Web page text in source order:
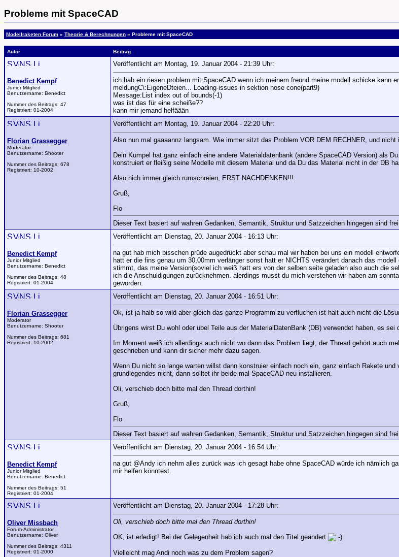
Probleme mit SpaceCAD
Modellraketen Forum » Theorie & Berechnungen » Probleme mit SpaceCAD
Autor Beitrag
Benedict Kempf
Junior Mitglied
Benutzername: Benedict
Nummer des Beitrags: 47
Registriert: 01-2004
Veröffentlicht am Montag, 19. Januar 2004 - 21:39 Uhr:
ich hab ein riesen problem mit SpaceCAD wenn ich meinem freund meine modell schicke kann
meldungC\:EigeneDteien... Loading-issues in sektion nose cone(part9)
Message:List index out of bounds(-1)
was ist das für eine scheiße??
kann mir jemand helfäään
Florian Grassegger
Moderator
Benutzername: Shooter
Nummer des Beitrags: 678
Registriert: 10-2002
Veröffentlicht am Montag, 19. Januar 2004 - 22:20 Uhr:
Also nun mal gaaaannz langsam. Wie immer sitzt das Problem VOR DEM RECHNER, und nicht
Dein Kumpel hat ganz einfach eine andere Materialdatenbank (andere SpaceCAD Version) als
konstruiert er fleißig seine Modelle mit diesem Material und da Du das Material nicht in der DB
Also nich immer gleich rumschreien, ERST NACHDENKEN!!!
Gruß,
Flo
Dieser Text basiert auf wahren Gedanken, Semantik, Struktur und Satzzeichen hingegen sind
Benedict Kempf
Junior Mitglied
Benutzername: Benedict
Nummer des Beitrags: 48
Registriert: 01-2004
Veröffentlicht am Dienstag, 20. Januar 2004 - 16:13 Uhr:
na gut hab mich bisschen prüde augedrückt aber schau mal wir haben bei uns ein modell
hatt er die fins genau um 30,00mm verlänger sonst hatt er NICHTS verändert danach das
stimmt, das meine Version(soviel ich weiß hatt ers von der selben seite geladen also auch die
ich die Anschuldigungen zurücknehmen. alerdings musst du mich verstehen wir haben am
geworden.
Florian Grassegger
Moderator
Benutzername: Shooter
Nummer des Beitrags: 681
Registriert: 10-2002
Veröffentlicht am Dienstag, 20. Januar 2004 - 16:51 Uhr:
Ok, ist ja halb so wild aber gleich das ganze Programm zu verfluchen ist halt auch nicht die
Übrigens wirst Du wohl oder übel Teile aus der MaterialDatenBank (DB) verwendet haben, es
Im Moment weiß ich allerdings auch nicht wo dann das Problem liegt, der Thread gehört auch
geschrieben und kann dir sicher mehr dazu sagen.
Wenn Du nicht so lange warten willst dann konstruier einfach noch ein, ganz einfach Rakete
grundlegendes nicht, dann solltet ihr beide mal SpaceCAD neu installieren.
Oli, verschieb doch bitte mal den Thread dorthin!
Gruß,
Flo
Dieser Text basiert auf wahren Gedanken, Semantik, Struktur und Satzzeichen hingegen sind
Benedict Kempf
Junior Mitglied
Benutzername: Benedict
Nummer des Beitrags: 51
Registriert: 01-2004
Veröffentlicht am Dienstag, 20. Januar 2004 - 16:54 Uhr:
na gut @Andy ich nehm alles zurück was ich gesagt habe ohne SpaceCAD würde ich nämlich
mir helfen könntest.
Oliver Missbach
Forum-Administrator
Benutzername: Oliver
Nummer des Beitrags: 4311
Registriert: 01-2000
Veröffentlicht am Dienstag, 20. Januar 2004 - 17:28 Uhr:
Oli, verschieb doch bitte mal den Thread dorthin!
OK, ist erledigt! Bei der Gelegenheit hab ich auch mal den Titel geändert
Vielleicht mag Andi noch was zu dem Problem sagen?